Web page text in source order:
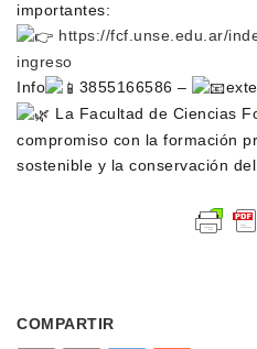
importantes:
https://fcf.unse.edu.ar/
ingreso
Info
3855166586 –
La Facultad de Ciencias
compromiso con la formación
sostenible y la conservación del
COMPARTIR